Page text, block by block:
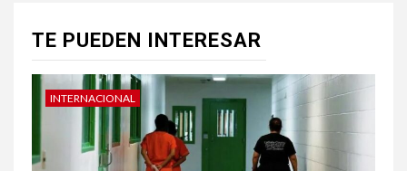
TE PUEDEN INTERESAR
INTERNACIONAL